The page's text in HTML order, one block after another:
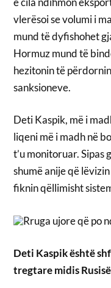
vlerësoi se volumi i
mund të dyfishohet
Hormuz mund të
hezitonin të
sanksioneve.
Deti Kaspik, më i
liqeni më i madh në
t’u monitoruar.
shumë anije që
fiknin qëllimisht
Deti Kaspik është
tregtare midis